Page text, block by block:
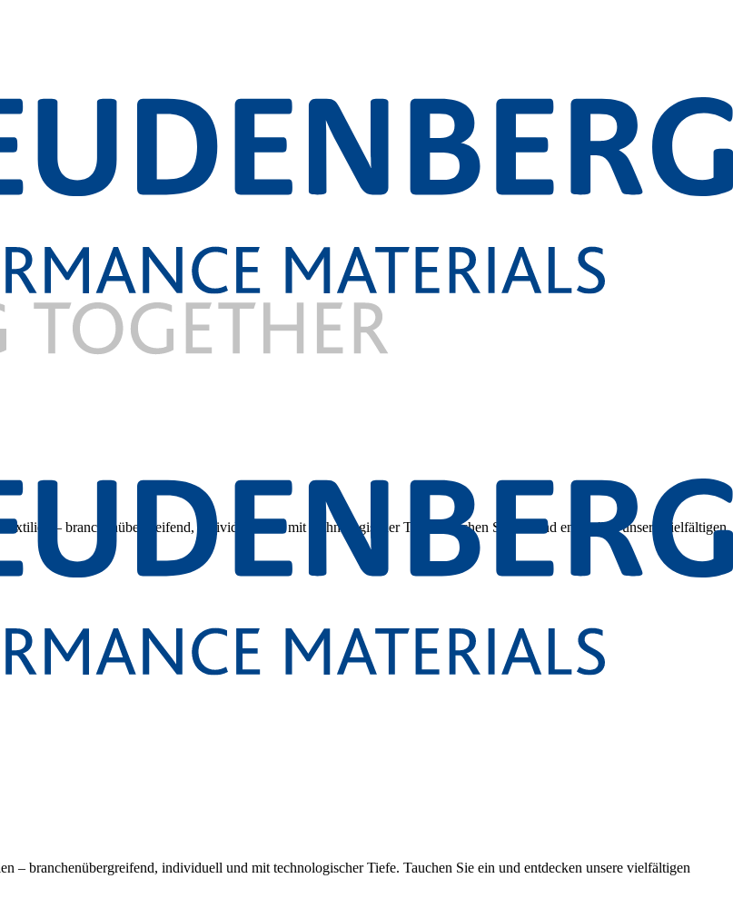
– branchenübergreifend, individuell und mit technologischer Tiefe. Tauchen Sie ein und entdecken unsere vielfältigen
– branchenübergreifend, individuell und mit technologischer Tiefe. Tauchen Sie ein und entdecken unsere vielfältigen